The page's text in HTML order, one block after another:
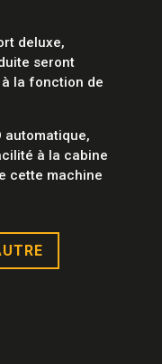
deluxe,
seront
la fonction de
automatique,
à la cabine
cette machine